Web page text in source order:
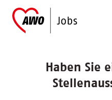
Haben Sie